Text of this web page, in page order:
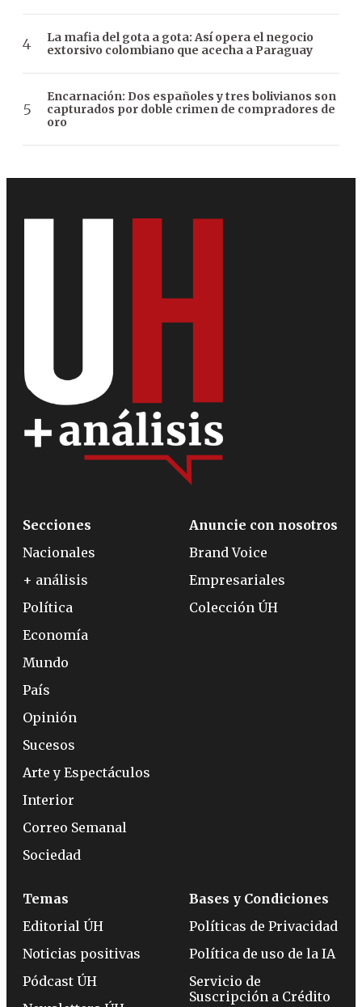
La mafia del gota a gota: Así opera el negocio
extorsivo colombiano que acecha a Paraguay
Encarnación: Dos españoles y tres bolivianos son
capturados por doble crimen de compradores de
oro
Secciones
Nacionales
+ análisis
Política
Economía
Mundo
País
Opinión
Sucesos
Arte y Espectáculos
Interior
Correo Semanal
Sociedad
Anuncie con nosotros
Brand Voice
Empresariales
Colección ÚH
Temas
Editorial ÚH
Noticias positivas
Pódcast ÚH
Bases y Condiciones
Políticas de Privacidad
Política de uso de la IA
Servicio de
Suscripción a Crédito